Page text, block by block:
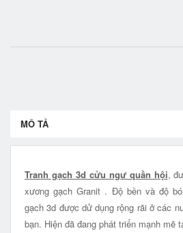
MÔ TẢ
Tranh gạch 3d cửu ngư quần hội,
xương gạch Granit . Độ bền và độ
gạch 3d được dử dụng rộng rãi ở các
bạn. Hiện đã đang phát triển mạnh mẽ